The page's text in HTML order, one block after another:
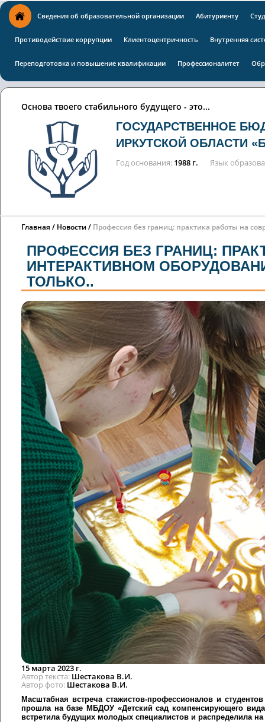
Сведения об образовательной организации Абитуриенту
Противодействие коррупции Клиентоцентричность Внутренняя
Переподготовка и повышение квалификации Профессионалитет
Основа твоего стабильного будущего - это...
ГОСУДАРСТВЕННОЕ
ИРКУТСКОЙ ОБЛАСТИ
Год основания 1988 г. Язык
Главная Новости Профессия без границ: практика работы на
ПРОФЕССИЯ БЕЗ ГРАНИЦ:
ИНТЕРАКТИВНОМ
ТОЛЬКО..
15 марта 2023 г.
Автор текста Шестакова В.И.
Автор фото Шестакова В.И.
Масштабная встреча стажистов-профессионалов и
прошла на базе МБДОУ «Детский сад компенсирующего
встретила будущих молодых специалистов и распределила